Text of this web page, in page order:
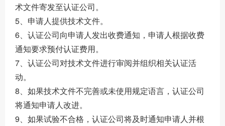
术文件寄发至认证公司。
5、申请人提供技术文件。
6、认证公司向申请人发出收费通知，申请人根据收费
通知要求预付认证费用。
7、认证公司对技术文件进行审阅并组织相关认证活
动。
8、如果技术文件不完善或未使用规定语言，认证公司
将通知申请人改进。
9、如果试验不合格，认证公司将及时通知申请人并根